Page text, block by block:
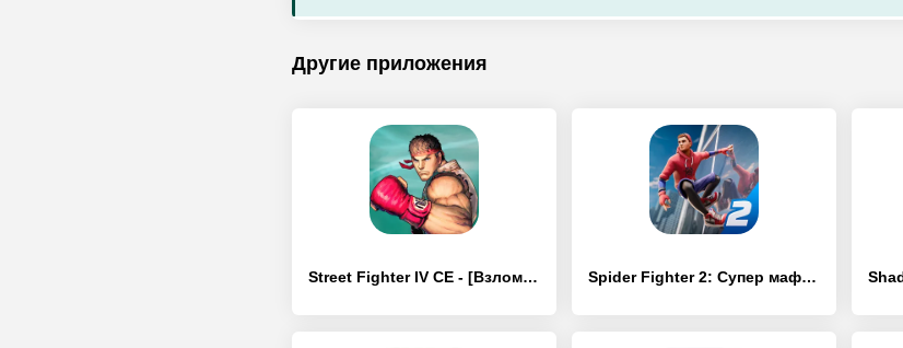
Другие приложения
Street Fighter IV CE - [Взлом/МОД Unlocked] Spider Fighter 2: Супер мафия - [Взлом/МОД Бесконечные деньги]